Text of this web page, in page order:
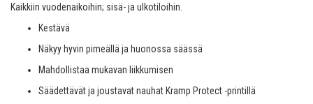
Kaikkiin vuodenaikoihin; sisä- ja ulkotiloihin.
Kestävä
Näkyy hyvin pimeällä ja huonossa säässä
Mahdollistaa mukavan liikkumisen
Säädettävät ja joustavat nauhat Kramp Protect -printillä